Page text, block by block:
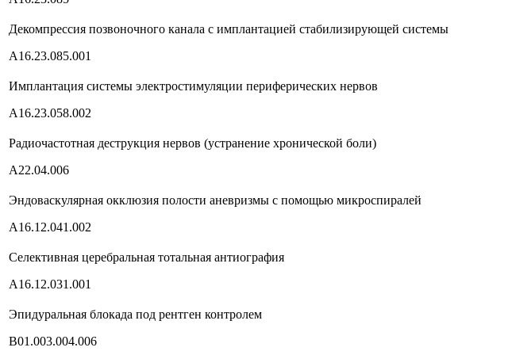
Декомпрессия позвоночного канала с имплантацией стабилизирующей системы
А16.23.085.001
Имплантация системы электростимуляции периферических нервов
А16.23.058.002
Радиочастотная деструкция нервов (устранение хронической боли)
А22.04.006
Эндоваскулярная окклюзия полости аневризмы с помощью микроспиралей
А16.12.041.002
Селективная церебральная тотальная антиография
А16.12.031.001
Эпидуральная блокада под рентген контролем
В01.003.004.006